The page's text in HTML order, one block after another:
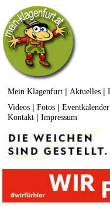
Mein Klagenfurt | Aktuelles |
Videos |Fotos |Eventkalender
Kontakt |Impressum